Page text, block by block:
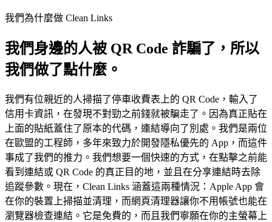
我們為什麼做 Clean Links
我們身邊的人被 QR Code 詐騙了，所以
我們做了點什麼。
我們有位親近的人掃描了停車收費表上的 QR Code，輸入了
信用卡資訊，在發現不對勁之前錢就被騙走了。因為真正貼在
上面的貼紙蓋住了原本的代碼，連結導向了別處。我們是兩位
在歐盟的工程師，多年來致力於開發隱私優先的 App，而這件
事成了我們的推力。我們想要一個快速的方式，在點擊之前能
看到連結或 QR Code 的真正目的地，並且在分享連結時去除
追蹤參數。現在，Clean Links 涵蓋這兩種情況：Apple App 會
在你的裝置上掃描並清理，而網頁清理器讓你不用帳號也能在
瀏覽器檢查連結。它是免費的，而且我們寧願在你的主螢幕上